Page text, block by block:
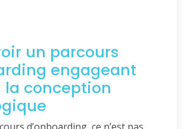
un parcours
engageant
la conception